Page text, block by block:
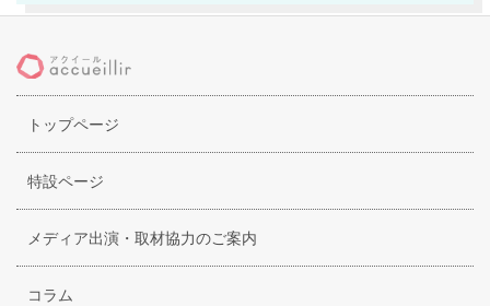
す。また、アンノワールのアイテムの素材は、日本やイタリ
クラシカルなイメージと高い技術の縫製により、ラグジュア
リーブランドとしての確固たる地位を築き上げているので
す。リアーナ、ジャスティン・ビーバー、ビヨンセといった
錚々たる有名人も、アンノワールの愛用者として知られてい
ます。高級百貨店でも取り扱われています。
トップページ
特設ページ
メディア出演・取材協力のご案内
コラム